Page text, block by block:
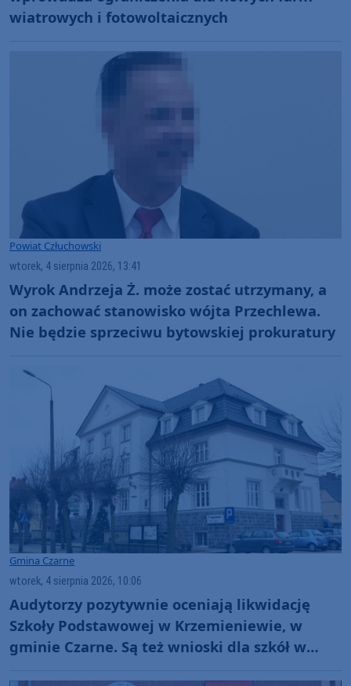
wiatrowych i fotowoltaicznych
Powiat Człuchowski
wtorek, 4 sierpnia 2026, 13:41
Wyrok Andrzeja Ż. może zostać utrzymany, a
on zachować stanowisko wójta Przechlewa.
Nie będzie sprzeciwu bytowskiej prokuratury
Gmina Czarne
wtorek, 4 sierpnia 2026, 10:06
Audytorzy pozytywnie oceniają likwidację
Szkoły Podstawowej w Krzemieniewie, w
gminie Czarne. Są też wnioski dla szkół w